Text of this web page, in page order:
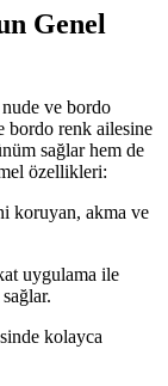
Genel
ve bordo
bordo renk ailesine
sağlar hem de
özellikleri:
koruyan, akma ve
uygulama ile
kolayca